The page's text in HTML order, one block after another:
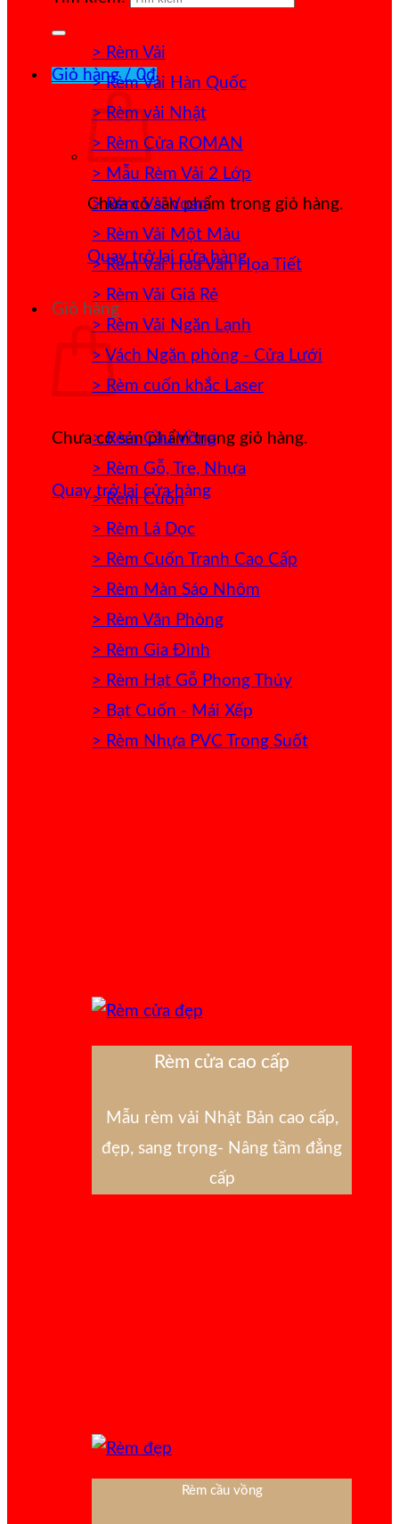
Giỏ hàng /0₫
Chưa có sản phẩm trong giỏ hàng.
Quay trở lại cửa hàng
Giỏ hàng
Chưa có sản phẩm trong giỏ hàng.
Quay trở lại cửa hàng
> Rèm Vải
> Rèm Vải Hàn Quốc
> Rèm vải Nhật
> Rèm Cửa ROMAN
> Mẫu Rèm Vải 2 Lớp
> Rèm Vải Voan
> Rèm Vải Một Màu
> Rèm Vải Hoa Văn Họa Tiết
> Rèm Vải Giá Rẻ
> Rèm Vải Ngăn Lạnh
> Vách Ngăn phòng - Cửa Lưới
> Rèm cuốn khắc Laser
> Rèm Cầu Vồng
> Rèm Gỗ, Tre, Nhựa
> Rèm Cuốn
> Rèm Lá Dọc
> Rèm Cuốn Tranh Cao Cấp
> Rèm Màn Sáo Nhôm
> Rèm Văn Phòng
> Rèm Gia Đình
> Rèm Hạt Gỗ Phong Thủy
> Bạt Cuốn - Mái Xếp
> Rèm Nhựa PVC Trong Suốt
Rèm cửa cao cấp
Mẫu rèm vải Nhật Bản cao cấp,
đẹp, sang trọng- Nâng tầm đẳng
cấp
Rèm cầu vồng